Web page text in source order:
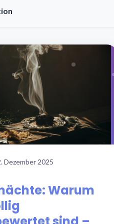
Dezember 2025
Warum